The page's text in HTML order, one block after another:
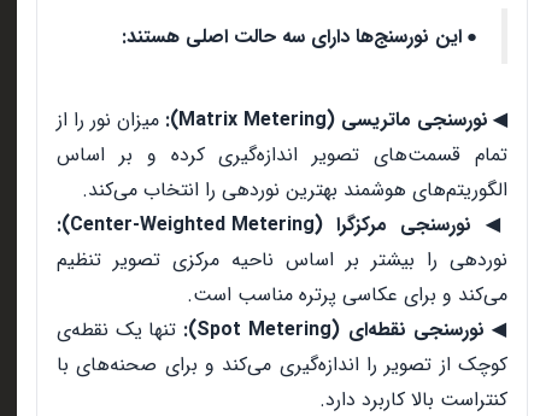
● این نورسنج‌ها دارای سه حالت اصلی هستند:
◀ نورسنجی ماتریسی (Matrix Metering):
میزان نور را از
تمام قسمت‌های تصویر اندازه‌گیری کرده و بر اساس
الگوریتم‌های هوشمند بهترین نوردهی را انتخاب می‌کند.
◀
نورسنجی مرکزگرا (Center-Weighted Metering):
نوردهی را بیشتر بر اساس ناحیه مرکزی تصویر تنظیم
می‌کند و برای عکاسی پرتره مناسب است.
◀ نورسنجی نقطه‌ای (Spot Metering):
تنها یک نقطه‌ی
کوچک از تصویر را اندازه‌گیری می‌کند و برای صحنه‌های با
کنتراست بالا کاربرد دارد.